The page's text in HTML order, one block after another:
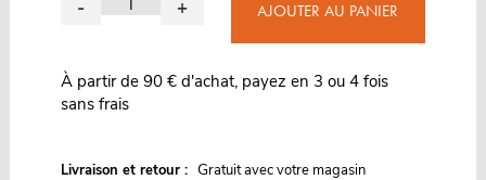
- + AJOUTER AU PANIER
À partir de 90 € d'achat, payez en 3 ou 4 fois
sans frais
Livraison et retour : Gratuit avec votre magasin